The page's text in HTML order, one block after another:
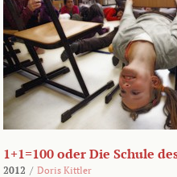
1+1=100 oder Die Schule
2012 / Doris Kittler